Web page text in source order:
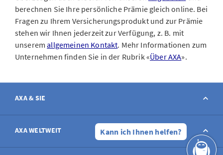
berechnen Sie Ihre persönliche Prämie gleich online. Bei
Fragen zu Ihrem Versicherungsprodukt und zur Prämie
stehen wir Ihnen jederzeit zur Verfügung, z. B. mit
unseremallgemeinen Kontakt. Mehr Informationen zum
Unternehmen finden Sie in der Rubrik «Über AXA».
Kann ich Ihnen helfen?
AXA & SIE
Kontakt
AXA WELTWEIT